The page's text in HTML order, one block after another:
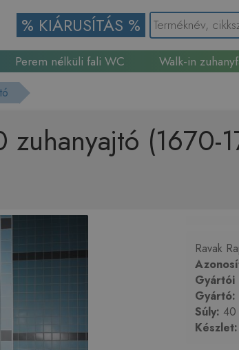
% KIÁRUSÍTÁS %
Perem nélküli fali WC Walk-in
zuhanyajtó
Ravak
Gyártói
Gyártó:
Súly: 40
Készlet: